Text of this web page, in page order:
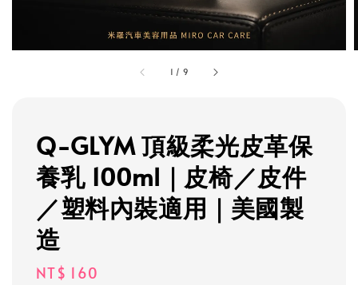
1 / 9
Q-GLYM 頂級柔光皮革保
養乳 100ml｜皮椅／皮件
／塑料內裝適用｜美國製
造
Regular
NT$ 160